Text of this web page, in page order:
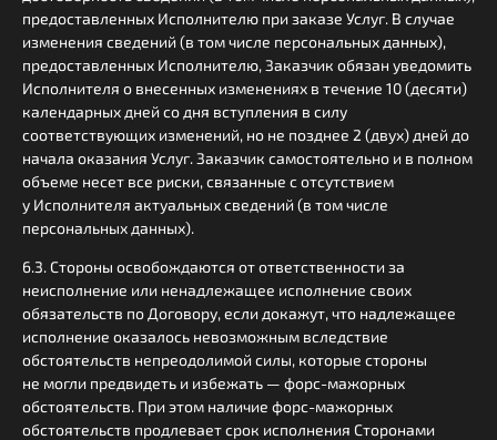
предоставленных Исполнителю при заказе Услуг. В случае
изменения сведений (в том числе персональных данных),
предоставленных Исполнителю, Заказчик обязан уведомить
Исполнителя о внесенных изменениях в течение 10 (десяти)
календарных дней со дня вступления в силу
соответствующих изменений, но не позднее 2 (двух) дней до
начала оказания Услуг. Заказчик самостоятельно и в полном
объеме несет все риски, связанные с отсутствием
у Исполнителя актуальных сведений (в том числе
персональных данных).
6.3. Стороны освобождаются от ответственности за
неисполнение или ненадлежащее исполнение своих
обязательств по Договору, если докажут, что надлежащее
исполнение оказалось невозможным вследствие
обстоятельств непреодолимой силы, которые стороны
не могли предвидеть и избежать — форс-мажорных
обстоятельств. При этом наличие форс-мажорных
обстоятельств продлевает срок исполнения Сторонами